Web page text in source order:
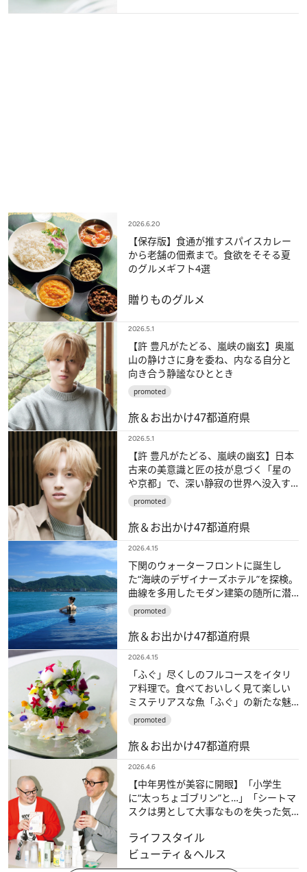
2026.6.20
【保存版】食通が推すスパイスカレー
から老舗の佃煮まで。食欲をそそる夏
のグルメギフト4選
贈りものグルメ
2026.5.1
【許 豊凡がたどる、嵐峡の幽玄】奥嵐
山の静けさに身を委ね、内なる自分と
向き合う静謐なひととき
promoted
旅＆お出かけ47都道府県
2026.5.1
【許 豊凡がたどる、嵐峡の幽玄】日本
古来の美意識と匠の技が息づく「星の
や京都」で、深い静寂の世界へ没入す
るpromoted
旅＆お出かけ47都道府県
2026.4.15
下関のウォーターフロントに誕生し
た“海峡のデザイナーズホテル”を探検。
曲線を多用したモダン建築の随所に潜
む「船」と「ふぐ」のモチーフを探し
て
promoted
旅＆お出かけ47都道府県
2026.4.15
「ふぐ」尽くしのフルコースをイタリ
ア料理で。食べておいしく見て楽しい
ミステリアスな魚「ふぐ」の新たな魅
力に出合える【リゾナーレ下関】
promoted
旅＆お出かけ47都道府県
2026.4.6
【中年男性が美容に開眼】「小学生
に“太っちょゴブリン”と…」「シートマ
スクは男として大事なものを失った気
う変えた？
ライフスタイル
ビューティ＆ヘルス